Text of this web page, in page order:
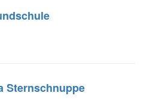
Sternschnuppe